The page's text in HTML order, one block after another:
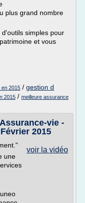
plus grand nombre
simples pour
et vous
en 2015 / gestion d
2015 / meilleure assurance
vie -
2015
voir la vidéo
une